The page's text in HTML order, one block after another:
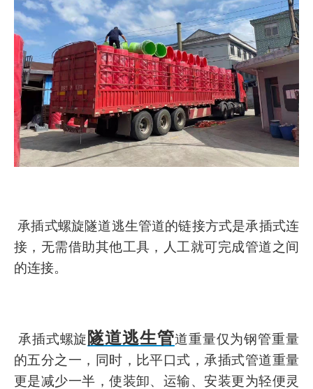
承插式螺旋隧道逃生管道的链接方式是承插式连
接，无需借助其他工具，人工就可完成管道之间
的连接。
承插式螺旋 隧道逃生管道重量仅为钢管重量
的五分之一，同时，比平口式，承插式管道重量
更是减少一半，使装卸、运输、安装更为轻便灵